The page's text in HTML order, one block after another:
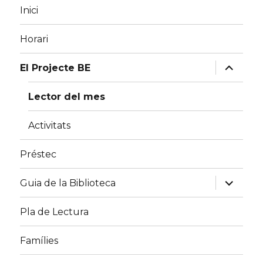
o
Inici
Horari
El Projecte BE
expand
child
menu
Lector del mes
Activitats
Préstec
Guia de la Biblioteca
expand
child
menu
Pla de Lectura
Famílies